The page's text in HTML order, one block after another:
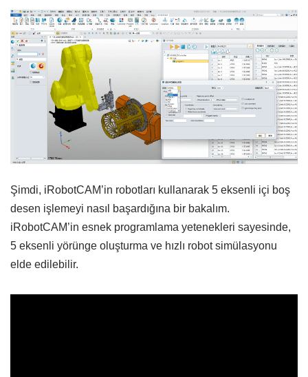
Şimdi, iRobotCAM’in robotları kullanarak 5 eksenli içi boş
desen işlemeyi nasıl başardığına bir bakalım.
iRobotCAM’in esnek programlama yetenekleri sayesinde,
5 eksenli yörünge oluşturma ve hızlı robot simülasyonu
elde edilebilir.